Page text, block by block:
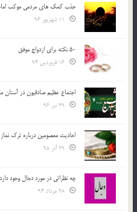
جذب کمک های مردمی موکب امام
50 نکته برای ازدواج موفق
اجتماع عظیم صادقیون در آستان
احادیث معصومین درباره ترک
چه نظراتی در مورد دجال وجود